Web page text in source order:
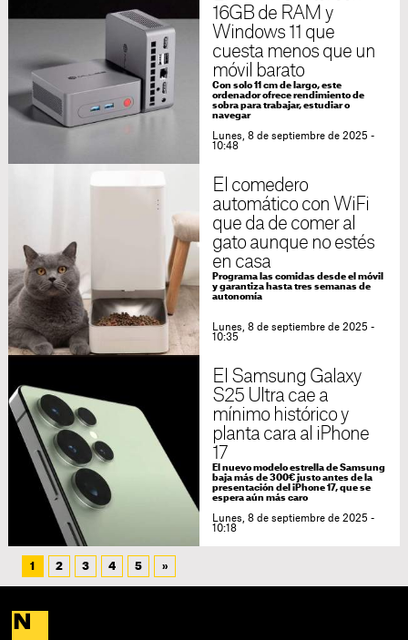
16GB de RAM y
Windows 11 que
cuesta menos que un
móvil barato
Con solo 11 cm de largo, este
ordenador ofrece rendimiento de
sobra para trabajar, estudiar o
navegar
Lunes, 8 de septiembre de 2025 -
10:48
El comedero
automático con WiFi
que da de comer al
gato aunque no estés
en casa
Programa las comidas desde el móvil
y garantiza hasta tres semanas de
autonomía
Lunes, 8 de septiembre de 2025 -
10:35
El Samsung Galaxy
S25 Ultra cae a
mínimo histórico y
planta cara al iPhone
17
El nuevo modelo estrella de Samsung
baja más de 300€ justo antes de la
presentación del iPhone 17, que se
espera aún más caro
Lunes, 8 de septiembre de 2025 -
10:18
1 2 3 4 5 »